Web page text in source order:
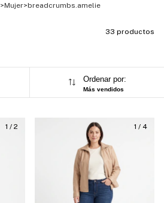
>Mujer>breadcrumbs.amelie
33 productos
Ordenar por:
Más vendidos
1 / 2 1 / 4